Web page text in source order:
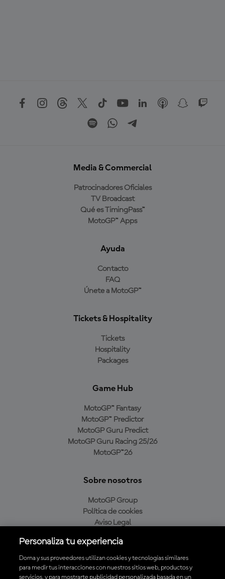
Media & Commercial
Patrocinadores Oficiales
TV Broadcast
Qué es TimingPass™
MotoGP™ Apps
Ayuda
Contacto
FAQ
Únete a MotoGP™
Tickets & Hospitality
Tickets
Hospitality
Packages
Game Hub
MotoGP™ Fantasy
MotoGP™ Predictor
MotoGP Guru Predict
MotoGP Guru Racing 25/26
MotoGP™26
Sobre nosotros
MotoGP Group
Política de cookies
Aviso Legal
Política de compra
Personaliza tu experiencia
Dorna y sus proveedores utilizan cookies y tecnologías similares
para medir tus interacciones con nuestros sitios web, productos y
servicios, y para mostrarte publicidad personalizada basada en un